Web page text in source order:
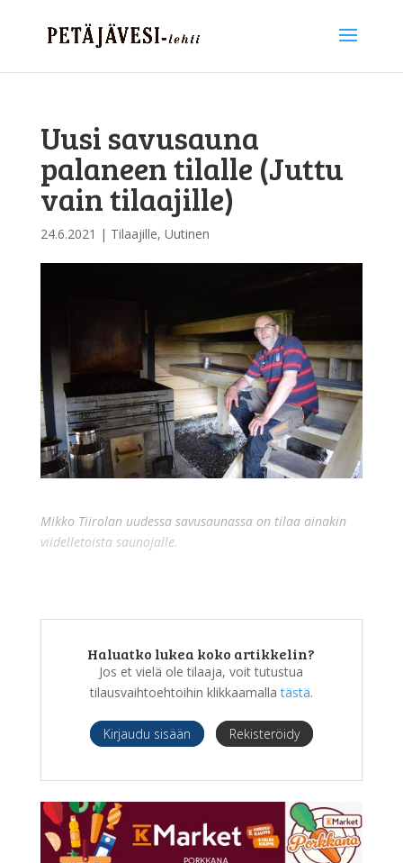
Uusi savusauna
palaneen tilalle (Juttu
vain tilaajille)
24.6.2021 | Tilaajille, Uutinen
Mikko Tiirolan uudessa savusaunassa on tilaa ainakin
viidelletoista saunojalle.
Haluatko lukea koko artikkelin?
Jos et vielä ole tilaaja, voit tutustua
tilausvaihtoehtoihin klikkaamallatästä.
Kirjaudu sisään Rekisteröidy